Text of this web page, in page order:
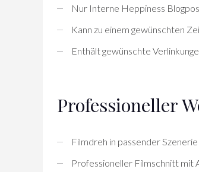
Nur Interne Heppiness
Kann zu einem gewünschten
Enthält gewünschte
Professioneller
Filmdreh in passender Szenerie
Professioneller Filmschnitt mit